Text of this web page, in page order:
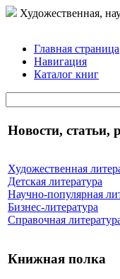
Художественная,
Главная страница
Навигация
Каталог книг
Новости, статьи,
Художественная
Детская литература
Научно-популярная
Бизнес-литература
Справочная
Книжная полка